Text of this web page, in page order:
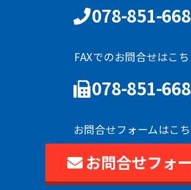
078-851-
FAXでのお問合せはこち
078-851-
お問合せフォームはこ
お問合せフォ